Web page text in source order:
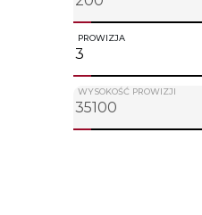
PROWIZJA
WYSOKOŚĆ PROWIZJI